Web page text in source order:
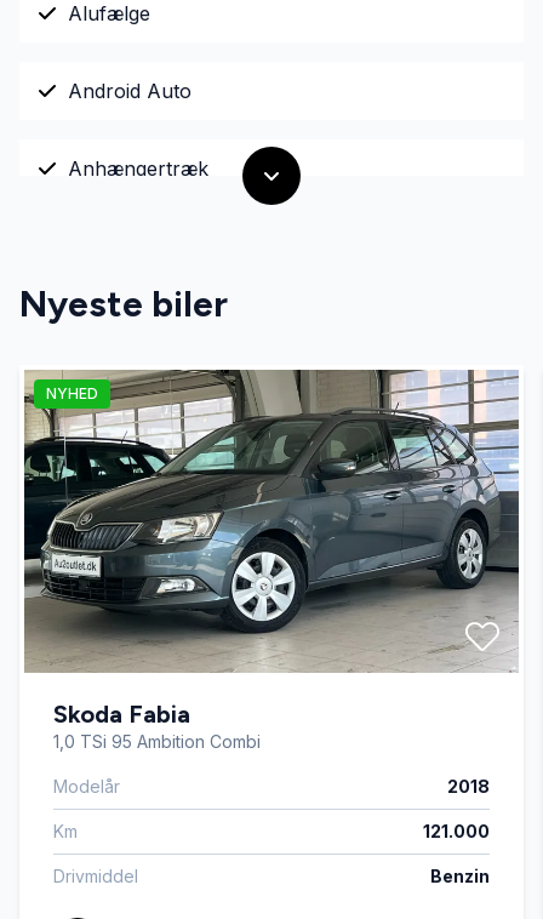
Alufælge
Android Auto
Anhængertræk
Apple CarPlay
Auto nedblændelig bakspejl
Auto. start/stop
Automatgear
Automatisk lys
AUX tilslutning
Bakkamera
DAB radio
Nyeste biler
NYHED
Skoda Fabia
1,0 TSi 95 Ambition Combi
Modelår 2018
Km 121.000
Drivmiddel Benzin